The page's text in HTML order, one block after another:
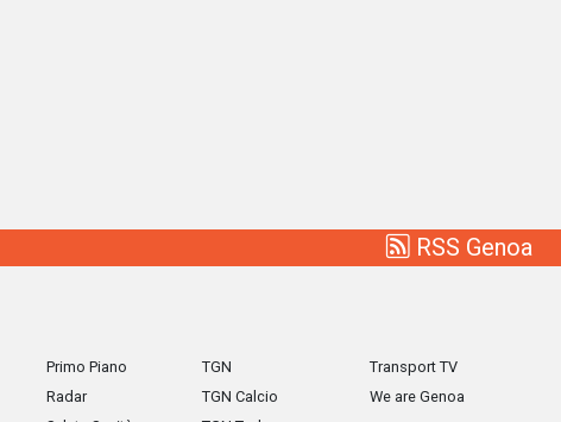
RSS Genoa
Primo Piano
Radar
TGN
TGN Calcio
Transport TV
We are Genoa